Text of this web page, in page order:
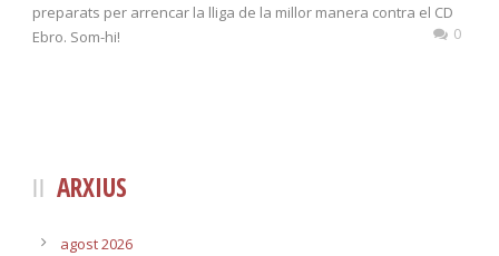
preparats per arrencar la lliga de la millor manera contra el CD
Ebro. Som-hi!
0
ARXIUS
agost 2026